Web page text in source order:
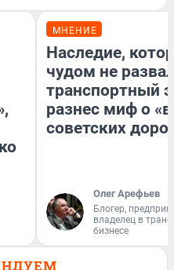
МНЕНИЕ
Наследие,
чудом не
транспортный
разнес миф о
советских
Олег Арефьев
Блогер,
владелец в
бизнесе